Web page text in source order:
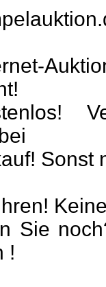
Sonst
Sie
!